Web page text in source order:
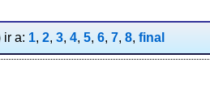
ir a: 1, 2, 3, 4, 5, 6, 7, 8, final